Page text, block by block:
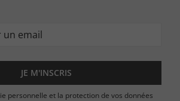
JE M'INSCRIS
personnelle et la protection de vos données